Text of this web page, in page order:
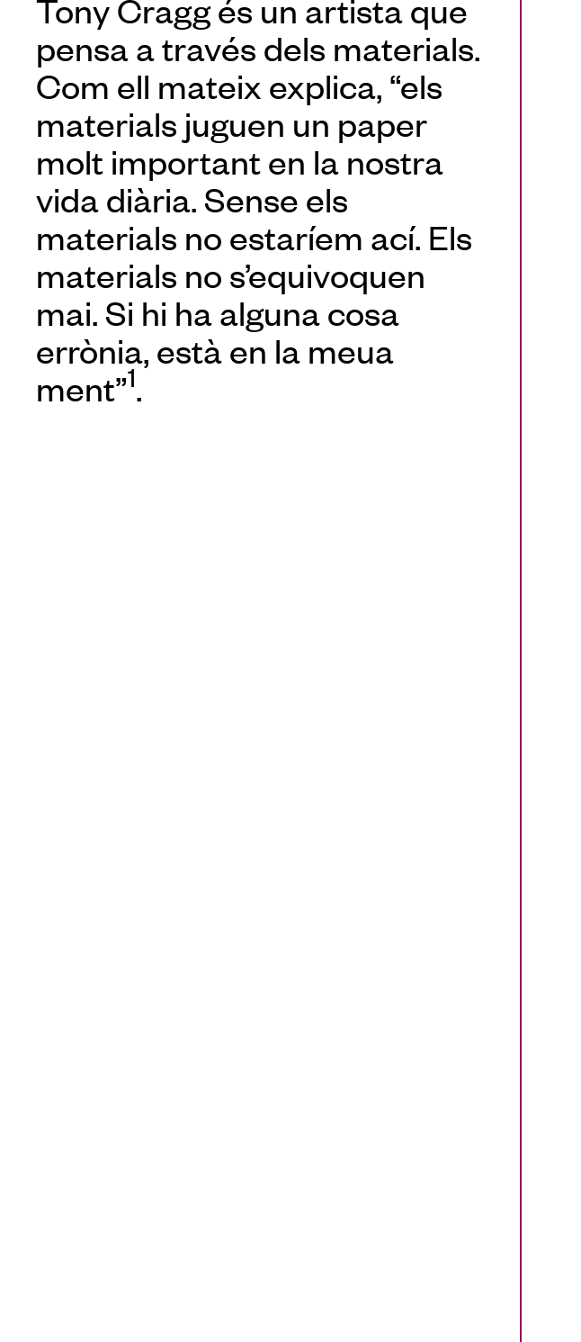
Tony Cragg és un artista que
pensa a través dels materials.
Com ell mateix explica, “els
materials juguen un paper
molt important en la nostra
vida diària. Sense els
materials no estaríem ací. Els
materials no s’equivoquen
mai. Si hi ha alguna cosa
errònia, està en la meua
ment”1.